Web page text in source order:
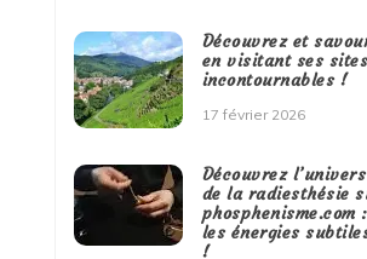
Découvrez et
en visitant ses sites
incontournables !
17 février 2026
Découvrez
de la radiesthésie
phosphenisme.com
les énergies
!